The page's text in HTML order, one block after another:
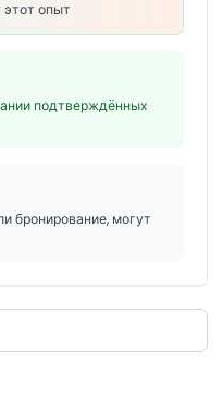
опыт
подтверждённых
бронирование, могут